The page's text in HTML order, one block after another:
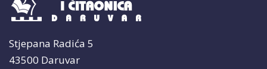
Stjepana Radića 5
43500 Daruvar